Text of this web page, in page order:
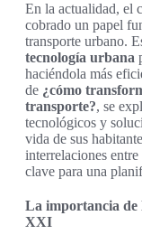
En la actualidad, el
cobrado un papel
transporte urbano.
tecnología urbana
haciéndola más
de ¿cómo
transporte?, se
tecnológicos y
vida de sus
interrelaciones
clave para una
La importancia de
XXI